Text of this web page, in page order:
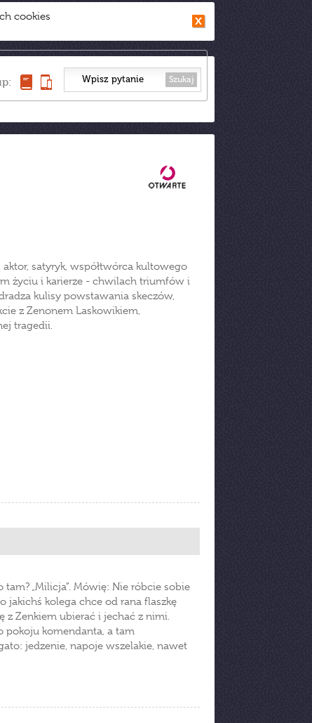
cookies
Szukaj
satyryk, współtwórca kultowego
życiu i karierze - chwilach triumfów i
kulisy powstawania skeczów,
z Zenonem Laskowikiem,
tragedii.
„Milicja”. Mówię: Nie róbcie sobie
jakichś kolega chce od rana flaszkę
z Zenkiem ubierać i jechać z nimi.
pokoju komendanta, a tam
jedzenie, napoje wszelakie, nawet